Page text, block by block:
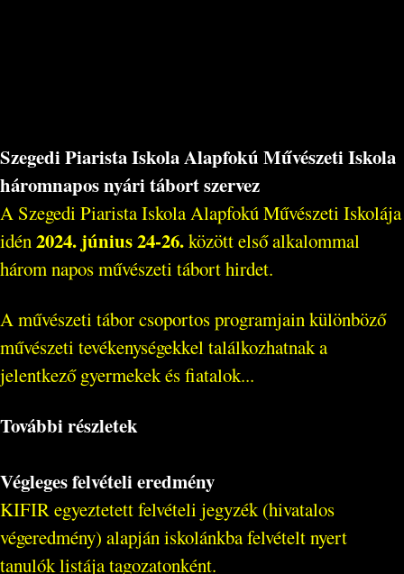
Szegedi Piarista Iskola Alapfokú Művészeti Iskola
háromnapos nyári tábort szervez
A Szegedi Piarista Iskola Alapfokú Művészeti Iskolája
idén2024. június 24-26.között első alkalommal
három napos művészeti tábort hirdet.
A művészeti tábor csoportos programjain különböző
művészeti tevékenységekkel találkozhatnak a
jelentkező gyermekek és fiatalok...
További részletek
Végleges felvételi eredmény
KIFIR egyeztetett felvételi jegyzék (hivatalos
végeredmény) alapján iskolánkba felvételt nyert
tanulók listája tagozatonként.